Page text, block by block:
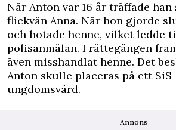
När Anton var 16 år träffade
flickvän Anna. När hon gjorde
och hotade henne, ­vilket ledde
polisanmälan. I rättegången
även misshandlat ­henne. Det
Anton skulle ­placeras på ett
ungdomsvård.
Annons